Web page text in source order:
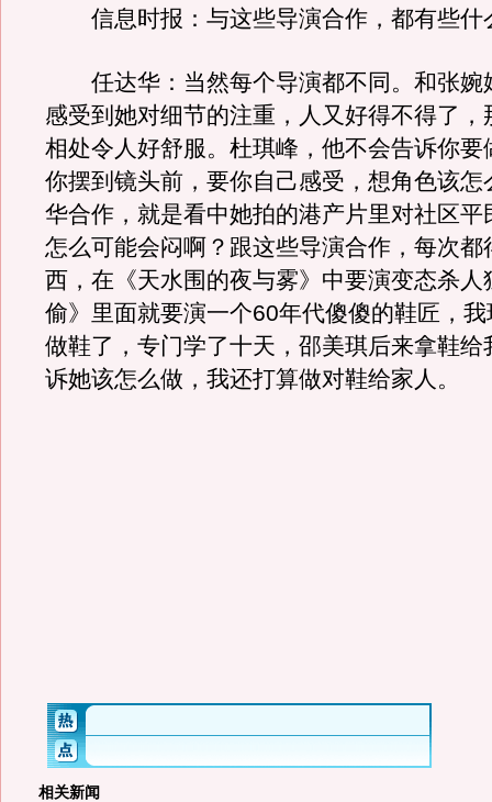
信息时报：与这些导演合作，都有些什
任达华：当然每个导演都不同。和张婉
感受到她对细节的注重，人又好得不得了，
相处令人好舒服。杜琪峰，他不会告诉你要
你摆到镜头前，要你自己感受，想角色该怎
华合作，就是看中她拍的港产片里对社区平
怎么可能会闷啊？跟这些导演合作，每次都
西，在《天水围的夜与雾》中要演变态杀人
偷》里面就要演一个60年代傻傻的鞋匠，
做鞋了，专门学了十天，邵美琪后来拿鞋给
诉她该怎么做，我还打算做对鞋给家人。
相关新闻